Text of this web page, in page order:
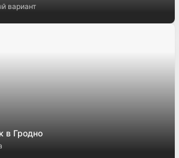
вариант
в Гродно